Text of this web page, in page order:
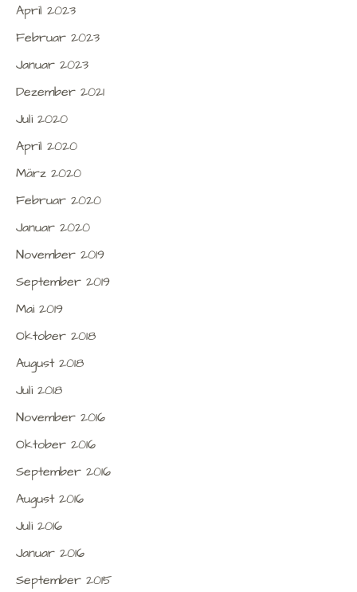
April 2023
Februar 2023
Januar 2023
Dezember 2021
Juli 2020
April 2020
März 2020
Februar 2020
Januar 2020
November 2019
September 2019
Mai 2019
Oktober 2018
August 2018
Juli 2018
November 2016
Oktober 2016
September 2016
August 2016
Juli 2016
Januar 2016
September 2015